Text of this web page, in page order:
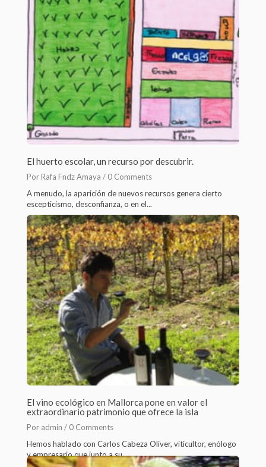
La mayor parte de la superficie de las Islas Baleares dedicada
a la agricultura...
El huerto escolar, un recurso por descubrir.
Por Rafa Fndz Amaya / 0 Comments
A menudo, la aparición de nuevos recursos genera cierto
escepticismo, desconfianza, o en el...
El vino ecológico en Mallorca pone en valor el
extraordinario patrimonio que ofrece la isla
Por admin / 0 Comments
Hemos hablado con Carlos Cabeza Oliver, viticultor, enólogo
y empresario que junto a su...